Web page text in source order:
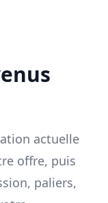
actuelle
offre, puis
paliers,